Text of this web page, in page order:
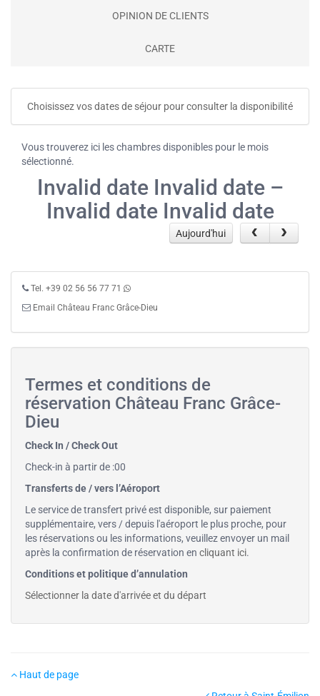
OPINION DE CLIENTS
CARTE
Choisissez vos dates de séjour pour consulter la disponibilité
Vous trouverez ici les chambres disponibles pour le mois
sélectionné.
Invalid date Invalid date –
Invalid date Invalid date
Aujourd'hui
Tel. +39 02 56 56 77 71
Email Château Franc Grâce-Dieu
Termes et conditions de
réservation Château Franc Grâce-
Dieu
Check In / Check Out
Check-in à partir de :00
Transferts de / vers l’Aéroport
Le service de transfert privé est disponible, sur paiement
supplémentaire, vers / depuis l'aéroport le plus proche, pour
les réservations ou les informations, veuillez envoyer un mail
après la confirmation de réservation en cliquant ici.
Conditions et politique d’annulation
Sélectionner la date d'arrivée et du départ
Haut de page